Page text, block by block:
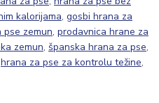
kalorijama, gosbi hrana za
pse zemun, prodavnica hrane za
zemun, španska hrana za pse,
hrana za pse za kontrolu težine,